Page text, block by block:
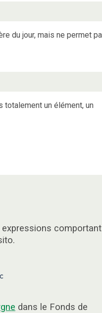
du jour, mais ne permet
totalement un élément, un
dans le Fonds de